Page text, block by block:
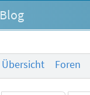
Blog
Übersicht Foren